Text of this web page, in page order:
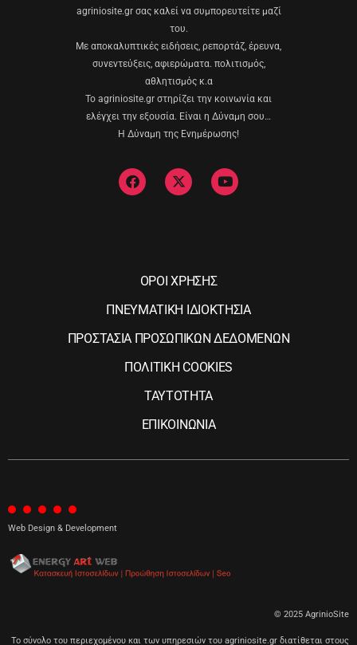
agriniosite.gr σας καλεί να συμπορευτείτε μαζί
του.
Με αποκαλυπτικές ειδήσεις, ρεπορτάζ, έρευνα,
συνεντεύξεις, αφιερώματα. πολιτισμός,
αθλητισμός κ.α
Το agriniosite.gr στηρίζει την κοινωνία και
ελέγχει την εξουσία. Είναι η Δύναμη σου…
Η Δύναμη της Ενημέρωσης!
ΟΡΟΙ ΧΡΗΣΗΣ
ΠΝΕΥΜΑΤΙΚΗ ΙΔΙΟΚΤΗΣΙΑ
ΠΡΟΣΤΑΣΙΑ ΠΡΟΣΩΠΙΚΩΝ ΔΕΔΟΜΕΝΩΝ
ΠΟΛΙΤΙΚΗ COOKIES
ΤΑΥΤΟΤΗΤΑ
ΕΠΙΚΟΙΝΩΝΙΑ
Web Design & Development
© 2025 AgrinioSite
Το σύνολο του περιεχομένου και των υπηρεσιών του agriniosite.gr διατίθεται στους